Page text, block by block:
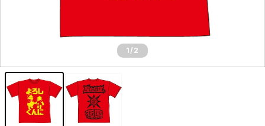
1 /2